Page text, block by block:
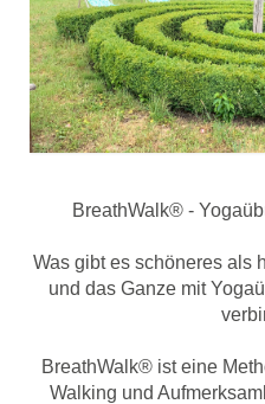
BreathWalk® -
Was gibt es schöneres als
und das Ganze mit
BreathWalk® ist eine
Walking und